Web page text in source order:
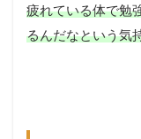
疲れている体で勉
るんだなという気